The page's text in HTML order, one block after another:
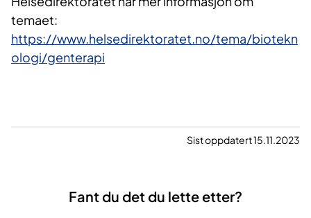
temaet:
https://www.helsedirektoratet.no/tema/biotekn
ologi/genterapi
Sist oppdatert 15.11.2023
Fant du det du lette etter?